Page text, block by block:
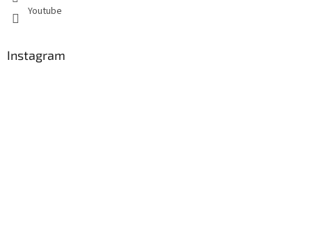
Youtube
Instagram